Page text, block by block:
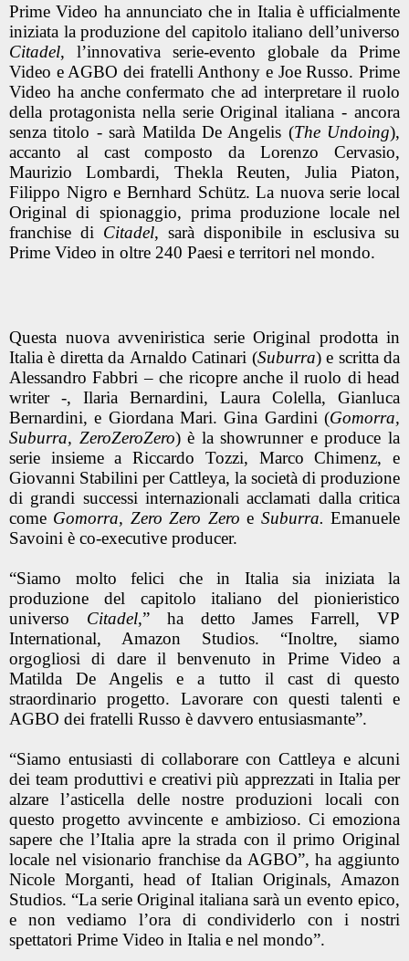
Prime Video ha annunciato che in Italia è ufficialmente
iniziata la produzione del capitolo italiano dell’universo
Citadel, l’innovativa serie-evento globale da Prime
Video e AGBO dei fratelli Anthony e Joe Russo. Prime
Video ha anche confermato che ad interpretare il ruolo
della protagonista nella serie Original italiana - ancora
senza titolo - sarà Matilda De Angelis (The Undoing),
accanto al cast composto da Lorenzo Cervasio,
Maurizio Lombardi, Thekla Reuten, Julia Piaton,
Filippo Nigro e Bernhard Schütz. La nuova serie local
Original di spionaggio, prima produzione locale nel
franchise di Citadel, sarà disponibile in esclusiva su
Prime Video in oltre 240 Paesi e territori nel mondo.
Questa nuova avveniristica serie Original prodotta in
Italia è diretta da Arnaldo Catinari (Suburra) e scritta da
Alessandro Fabbri – che ricopre anche il ruolo di head
writer -, Ilaria Bernardini, Laura Colella, Gianluca
Bernardini, e Giordana Mari. Gina Gardini (Gomorra,
Suburra, ZeroZeroZero) è la showrunner e produce la
serie insieme a Riccardo Tozzi, Marco Chimenz, e
Giovanni Stabilini per Cattleya, la società di produzione
di grandi successi internazionali acclamati dalla critica
come Gomorra, Zero Zero Zeroe Suburra. Emanuele
Savoini è co-executive producer.
“Siamo molto felici che in Italia sia iniziata la
produzione del capitolo italiano del pionieristico
universo Citadel,” ha detto James Farrell, VP
International, Amazon Studios. “Inoltre, siamo
orgogliosi di dare il benvenuto in Prime Video a
Matilda De Angelis e a tutto il cast di questo
straordinario progetto. Lavorare con questi talenti e
AGBO dei fratelli Russo è davvero entusiasmante”.
“Siamo entusiasti di collaborare con Cattleya e alcuni
dei team produttivi e creativi più apprezzati in Italia per
alzare l’asticella delle nostre produzioni locali con
questo progetto avvincente e ambizioso. Ci emoziona
sapere che l’Italia apre la strada con il primo Original
locale nel visionario franchise da AGBO”, ha aggiunto
Nicole Morganti, head of Italian Originals, Amazon
Studios. “La serie Original italiana sarà un evento epico,
e non vediamo l’ora di condividerlo con i nostri
spettatori Prime Video in Italia e nel mondo”.